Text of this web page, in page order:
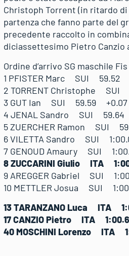
Christoph Torrent (in ritardo
partenza che fanno parte del
precedente raccolto in
diciassettesimo Pietro Canzio
Ordine d’arrivo SG maschile
1 PFISTER Marc SUI 59.52
2 TORRENT Christophe
3 GUT Ian SUI 59.59 +0.07
4 JENAL Sandro SUI 59.64
5 ZUERCHER Ramon SUI
6 VILETTA Sandro SUI
7 GENOUD Amaury SUI
8 ZUCCARINI Giulio ITA
9 AREGGER Gabriel SUI
10 METTLER Josua SUI
13 TARANZANO Luca ITA
17 CANZIO Pietro ITA
40 MOSCHINI Lorenzo ITA